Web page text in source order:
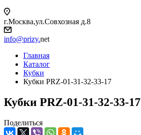
г.Москва,ул.Совхозная д.8
info@prizy.net
Главная
Каталог
Кубки
Кубки PRZ-01-31-32-33-17
Кубки PRZ-01-31-32-33-17
Поделиться